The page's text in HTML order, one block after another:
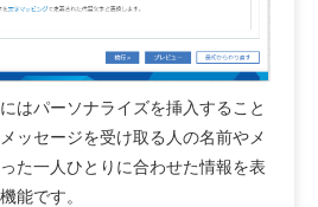
はパーソナライズを挿入すること
ッセージを受け取る人の名前やメ
た一人ひとりに合わせた情報を表
能です。